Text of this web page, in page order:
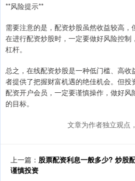
**风险提示**
需要注意的是，配资炒股虽然收益较高
在进行配资炒股时，一定要做好风险控
杠杆。
总之，在线配资炒股是一种低门槛、高收
者提供了把握财富机遇的绝佳机会。但
配资开户会员，一定要谨慎操作，做好
的目标。
文章为作者独立观点
上一篇： 股票配资利息一般多少? 炒股
谨慎投资